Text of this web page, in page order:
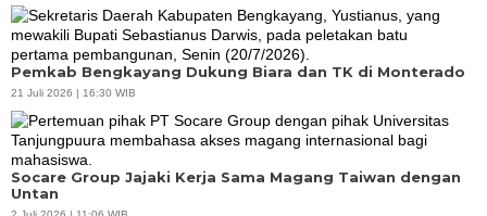
Pemkab Bengkayang Dukung Biara dan TK di Monterado
21 Juli 2026 | 16:30 WIB
Socare Group Jajaki Kerja Sama Magang Taiwan dengan
Untan